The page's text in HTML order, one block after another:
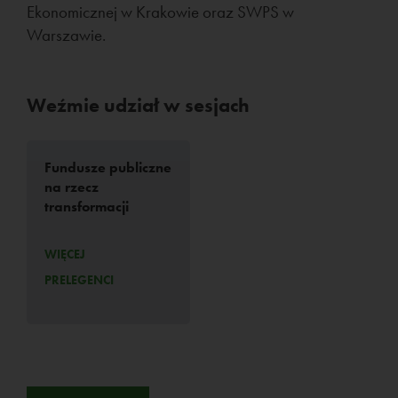
Ekonomicznej w Krakowie oraz SWPS w
Warszawie.
Weźmie udział w sesjach
Fundusze publiczne
na rzecz
transformacji
WIĘCEJ
PRELEGENCI